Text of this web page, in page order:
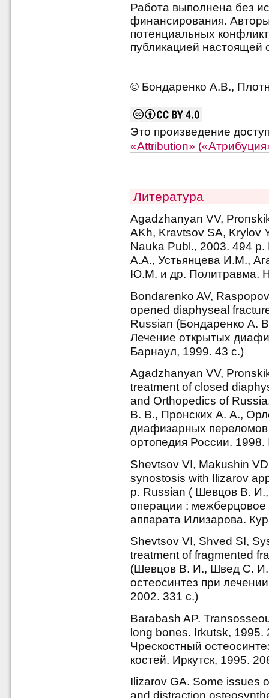
Работа выполнена без
финансирования.
потенциальных
публикацией настоящей
© Бондаренко А.В.,
Это произведение
«Attribution»
Литература
Agadzhanyan VV,
AKh, Kravtsov SA, Krylov
Nauka Publ., 2003. 494
А.А., Устьянцева И.М.,
Ю.М. и др. Политравма.
Bondarenko AV,
opened diaphyseal
Russian (Бондаренко А.
Лечение открытых
Барнаул, 1999. 43 с.)
Agadzhanyan VV,
treatment of closed
and Orthopedics of
В. В., Пронских А. А.,
диафизарных переломов
ортопедия России.
Shevtsov VI, Makushin
synostosis with Ilizarov
p. Russian ( Шевцов В.
операции :
аппарата Илизарова.
Shevtsov VI, Shved SI,
treatment of fragmented
(Шевцов В. И., Швед С.
остеосинтез при
2002. 331 с.)
Barabash AP.
long bones. Irkutsk,
Чрескостный
костей. Иркутск, 1995.
Ilizarov GA. Some issues
and distraction